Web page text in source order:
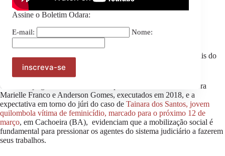
Assine o Boletim Odara:
E-mail: Nome:
A vida das mulheres negras nas salas de justiça
O adiamento do júri de Mãe Bernadete Pacífico ocorre em um
momento em quecasos emblemáticos de violações de direitos
humanoscomeçam, ainda que tardiamente, a chegar aos tribunais do
júri em todo o país.
O recente julgamento dos acusados pelo assassinato da vereadora
Marielle Franco e Anderson Gomes, executados em 2018, e a
expectativa em torno do júri do caso de Tainara dos Santos, jovem
quilombola vítima de feminicídio, marcado para o próximo 12 de
março, em Cachoeira (BA), evidenciam que a mobilização social é
fundamental para pressionar os agentes do sistema judiciário a fazerem
seus trabalhos.